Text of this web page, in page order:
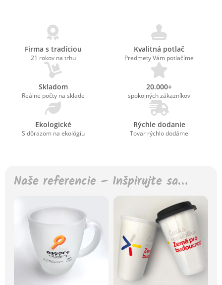
Firma s tradíciou
21 rokov na trhu
Kvalitná potlač
Predmety Vám potlačíme
Skladom
Reálne počty na sklade
20.000+
spokojných zákazníkov
Ekologické
S dôrazom na ekológiu
Rýchle dodanie
Tovar rýchlo dodáme
Naše referencie – Inšpirujte sa…